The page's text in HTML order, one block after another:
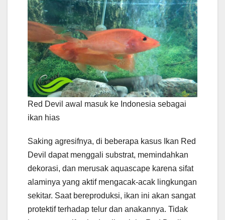
Red Devil awal masuk ke Indonesia sebagai
ikan hias
Saking agresifnya, di beberapa kasus Ikan Red
Devil dapat menggali substrat, memindahkan
dekorasi, dan merusak aquascape karena sifat
alaminya yang aktif mengacak-acak lingkungan
sekitar. Saat bereproduksi, ikan ini akan sangat
protektif terhadap telur dan anakannya. Tidak